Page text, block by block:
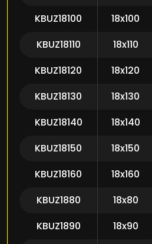
KBUZ18100
18x100
KBUZ18110
18x110
KBUZ18120
18x120
KBUZ18130
18x130
KBUZ18140
18x140
KBUZ18150
18x150
KBUZ18160
18x160
KBUZ1880
18x80
KBUZ1890
18x90